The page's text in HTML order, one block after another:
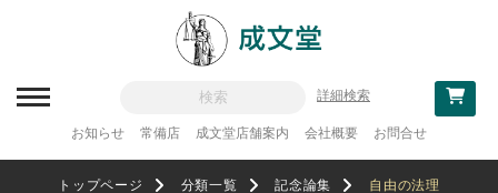
お知らせ 常備店 成文堂店舗案内 会社概要 お問合せ
詳細検索
トップページ 分類一覧 記念論集 自由の法理